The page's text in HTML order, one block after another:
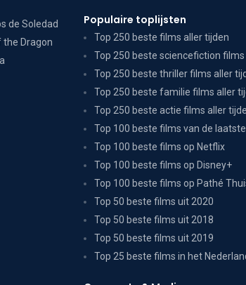
de Soledad
the Dragon
Populaire toplijsten
Top 250 beste films aller tijden
Top 250 beste sciencefiction
Top 250 beste thriller films aller
Top 250 beste familie films aller
Top 250 beste actie films aller
Top 100 beste films van de
Top 100 beste films op Netflix
Top 100 beste films op Disney+
Top 100 beste films op Pathé
Top 50 beste films uit 2020
Top 50 beste films uit 2018
Top 50 beste films uit 2019
Top 25 beste films in het